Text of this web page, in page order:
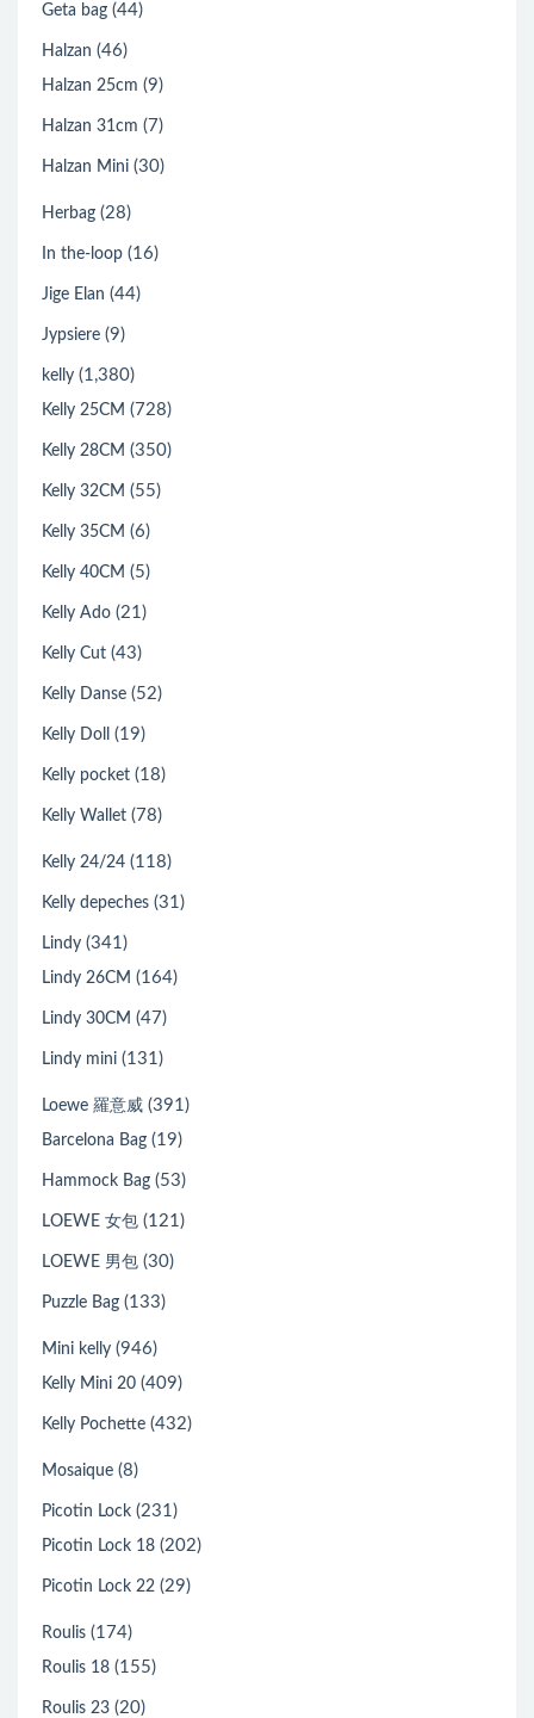
Geta bag (44)
Halzan (46)
Halzan 25cm (9)
Halzan 31cm (7)
Halzan Mini (30)
Herbag (28)
In the-loop (16)
Jige Elan (44)
Jypsiere (9)
kelly (1,380)
Kelly 25CM (728)
Kelly 28CM (350)
Kelly 32CM (55)
Kelly 35CM (6)
Kelly 40CM (5)
Kelly Ado (21)
Kelly Cut (43)
Kelly Danse (52)
Kelly Doll (19)
Kelly pocket (18)
Kelly Wallet (78)
Kelly 24/24 (118)
Kelly depeches (31)
Lindy (341)
Lindy 26CM (164)
Lindy 30CM (47)
Lindy mini (131)
Loewe 羅意威 (391)
Barcelona Bag (19)
Hammock Bag (53)
LOEWE 女包 (121)
LOEWE 男包 (30)
Puzzle Bag (133)
Mini kelly (946)
Kelly Mini 20 (409)
Kelly Pochette (432)
Mosaique (8)
Picotin Lock (231)
Picotin Lock 18 (202)
Picotin Lock 22 (29)
Roulis (174)
Roulis 18 (155)
Roulis 23 (20)